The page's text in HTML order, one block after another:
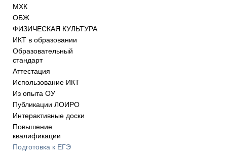
МХК
ОБЖ
ФИЗИЧЕСКАЯ КУЛЬТУРА
ИКТ в образовании
Образовательный
стандарт
Аттестация
Использование ИКТ
Из опыта ОУ
Публикации ЛОИРО
Интерактивные доски
Повышение
квалификации
Подготовка к ЕГЭ